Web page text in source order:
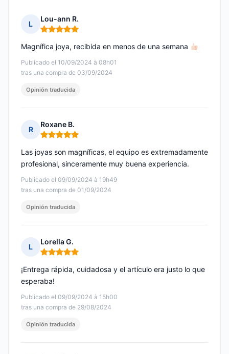
L
Lou-ann R.
Nota: 5 de 5
Publicado el 10/09/2024 à 08h01
tras una compra de 03/09/2024
Magnífica joya, recibida en menos de una semana
Opinión traducida
R
Roxane B.
Nota: 5 de 5
Publicado el 09/09/2024 à 19h49
tras una compra de 01/09/2024
Las joyas son magníficas, el equipo es extremadamente
profesional, sinceramente muy buena experiencia.
Opinión traducida
L
Lorella G.
Nota: 5 de 5
Publicado el 09/09/2024 à 15h00
tras una compra de 29/08/2024
¡Entrega rápida, cuidadosa y el artículo era justo lo que
esperaba!
Opinión traducida